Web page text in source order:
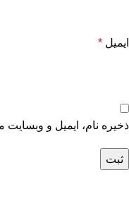
ایمیل *
ذخیره نام، ایمیل و